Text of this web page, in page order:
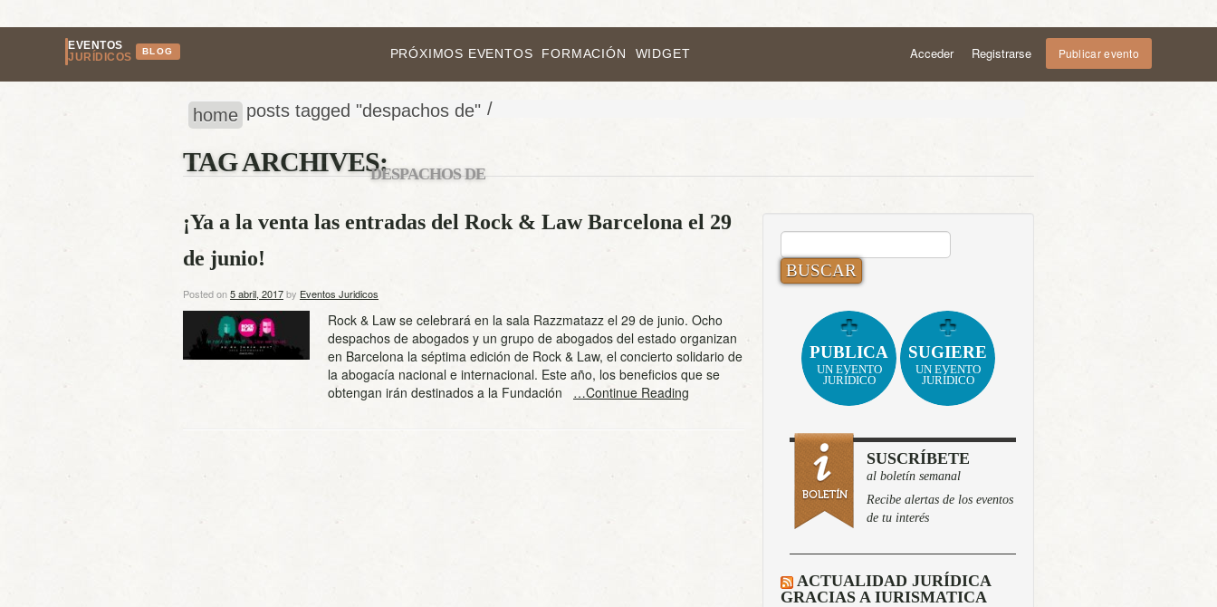
EVENTOS
JURÍDICOS
BLOG PRÓXIMOS EVENTOS FORMACIÓN WIDGET Acceder Registrarse Publicar evento
home /
posts tagged "despachos de"
TAG ARCHIVES:DESPACHOS DE
¡Ya a la venta las entradas del Rock & Law Barcelona el 29
de junio!
Posted on5 abril, 2017by Eventos Juridicos
Rock & Law se celebrará en la sala Razzmatazz el 29 de junio. Ocho
despachos de abogados y un grupo de abogados del estado organizan
en Barcelona la séptima edición de Rock & Law, el concierto solidario de
la abogacía nacional e internacional. Este año, los beneficios que se
obtengan irán destinados a la Fundación …Continue Reading
BUSCAR:
PUBLICA
UN EVENTO
JURÍDICO
SUGIERE
UN EVENTO
JURÍDICO
SUSCRÍBETE
al boletín semanal
Recibe alertas de los eventos
de tu interés
ACTUALIDAD JURÍDICA
GRACIAS A IURISMATICA